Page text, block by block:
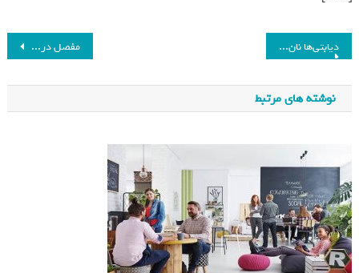
مفصل درد دارید؟ این ویتامین ها در بدن تان کم است_فرنگی دیابتی‌ها نان را به این شکل مصرف کنند تا قندشان کاهشی شود_فرنگی
نوشته های مرتبط